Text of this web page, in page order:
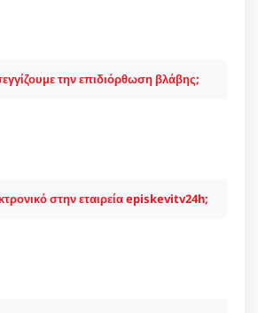
την επιδιόρθωση βλάβης;
στην εταιρεία episkevitv24h;